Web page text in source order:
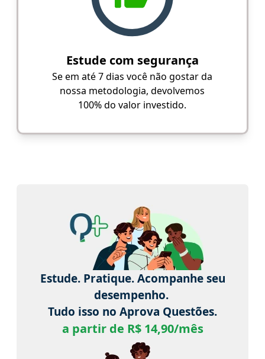
Estude com segurança
Se em até 7 dias você não gostar da
nossa metodologia, devolvemos
100% do valor investido.
Estude. Pratique. Acompanhe seu
desempenho.
Tudo isso no Aprova Questões.
a partir de R$ 14,90/mês